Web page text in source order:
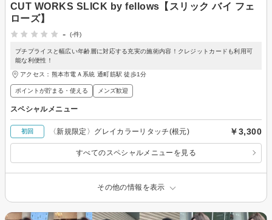
CUT WORKS SLICK by fellows【スリック バイ フェ
ローズ】
-
(-件)
プチプライスと幅広い年齢層に対応する充実の施術内容！クレジットカードも利用可
能な利便性！
アクセス：熊本市電Ａ系統 通町筋駅 徒歩1分
ポイントが貯まる・使える メンズ歓迎
スペシャルメニュー
初回 〈新規限定〉グレイカラーリタッチ(根元) ￥3,300
すべてのスペシャルメニューを見る
その他の情報を表示